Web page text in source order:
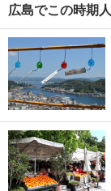
広島でこの時期